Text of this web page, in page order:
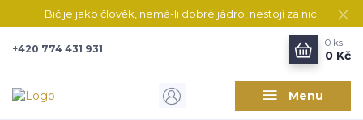
Bič je jako člověk, nemá-li dobré jádro, nestojí za nic.
Menu
+420 774 431 931
0 ks
0 Kč